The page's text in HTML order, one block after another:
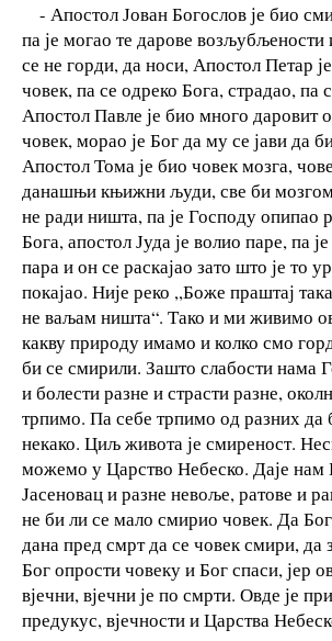
- Апостол Јован Богослов је био
па је могао те дарове возљубљености
се не горди, да носи, Апостол Петар
човек, па се одреко Бога, страдао, па
Апостол Павле је био много даровит
човек, морао је Бог да му се јави да
Апостол Тома је био човек мозга,
данашњи књижни људи, све би
не ради ништа, па је Господу опипао
Бога, апостол Јуда је волио паре, па
пара и он се раскајао зато што је то
покајао. Није реко ,,Боже праштај
не ваљам ништа“. Тако и ми живимо
какву природу имамо и колко смо
би се смирили. Зашто слабости нама
и болести разне и страсти разне,
трпимо. Па себе трпимо од разних да
некако. Циљ живота је смиреност.
можемо у Царство Небеско. Даје нам
Јасеновац и разне невоље, ратове и
не би ли се мало смирио човек. Да
дана пред смрт да се човек смири, да
Бог опрости човеку и Бог спаси, јер
вјечни, вјечни је по смрти. Овде је
предукус, вјечности и Царства